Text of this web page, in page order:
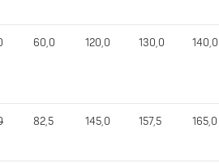
60,0 120,0 130,0 140,0
82,5 145,0 157,5 165,0